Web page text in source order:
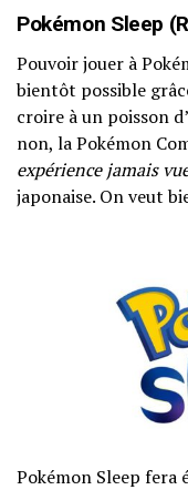
Pokémon Sleep
Pouvoir jouer à
bientôt possible
croire à un poisson
non, la Pokémon
expérience jamais
japonaise. On veut
Pokémon Sleep fera